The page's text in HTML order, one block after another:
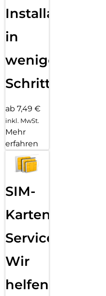
Installation
in
wenigen
Schritten
ab 7,49 €
inkl. MwSt.
Mehr
erfahren
SIM-
Karten
Service:
Wir
helfen